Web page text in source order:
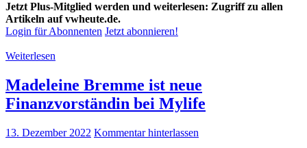
Jetzt Plus-Mitglied werden und weiterlesen: Zugriff zu allen
Artikeln auf vwheute.de.
Login für Abonnenten Jetzt abonnieren!
Weiterlesen
Madeleine Bremme ist neue
Finanzvorständin bei Mylife
13. Dezember 2022 Kommentar hinterlassen